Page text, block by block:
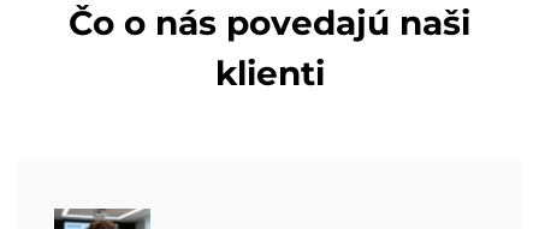
Čo o nás povedajú naši
klienti